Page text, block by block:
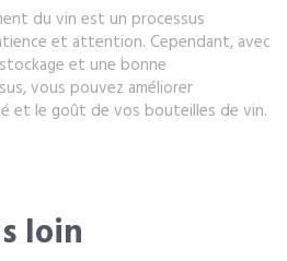
du vin est un processus
et attention. Cependant, avec
et une bonne
vous pouvez améliorer
et le goût de vos bouteilles de vin.
loin